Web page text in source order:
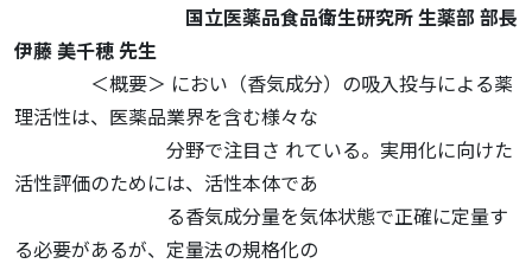
国立医薬品食品衛生研究所 生薬部 部長
伊藤 美千穂 先生
＜概要＞ におい（香気成分）の吸入投与による薬
理活性は、医薬品業界を含む様々な
分野で注目さ れている。実用化に向けた
活性評価のためには、活性本体であ
る香気成分量を気体状態で正確に定量す
る必要があるが、定量法の規格化の